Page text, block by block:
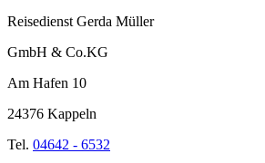
Reisedienst Gerda Müller
GmbH & Co.KG
Am Hafen 10
24376 Kappeln
Tel. 04642 - 6532